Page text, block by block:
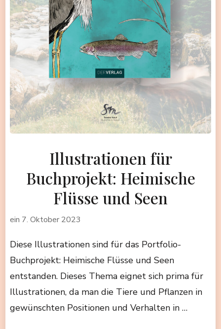
Illustrationen für
Buchprojekt: Heimische
Flüsse und Seen
ein 7. Oktober 2023
Diese Illustrationen sind für das Portfolio-
Buchprojekt: Heimische Flüsse und Seen
entstanden. Dieses Thema eignet sich prima für
Illustrationen, da man die Tiere und Pflanzen in
gewünschten Positionen und Verhalten in …